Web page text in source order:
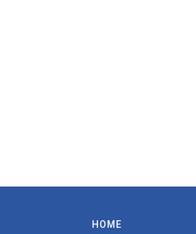
HOME